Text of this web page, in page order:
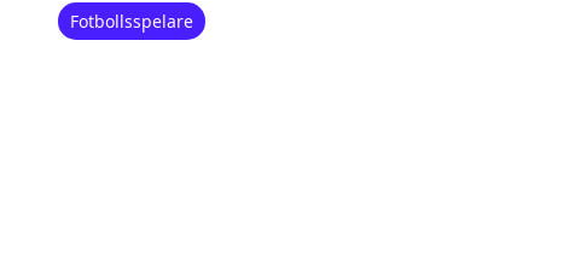
Fotbollsspelare